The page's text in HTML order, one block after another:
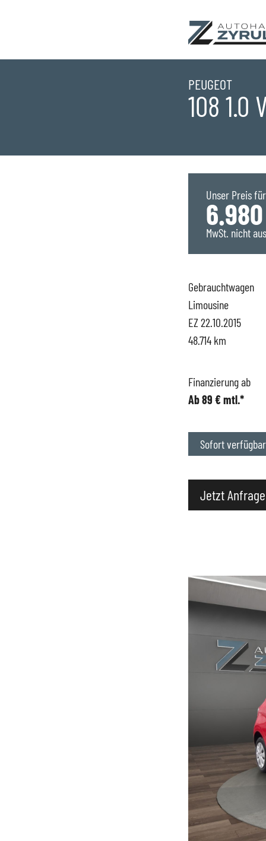
Startseite
Standorte
Übersicht
Saarlouis
Saarwellingen
Hüttigweiler
Aktionen
Marken
CUPRA
VW
SKODA Service
Gewerbekunden
Probefahrt
Unternehmen
Wir kaufen Dein
Karriere
Impressum
PEUGEOT
108 1.0
Unser Preis
MwSt. nicht
Gebrauchtwagen
Limousine
EZ 22.10.2015
48.714 km
Finanzierung ab
Ab 89 € mtl.*
Sofort
Jetzt